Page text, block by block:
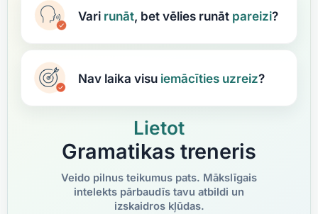
Vari runāt, bet vēlies runāt pareizi?
Nav laika visu iemācīties uzreiz?
Lietot
Gramatikas treneris
Veido pilnus teikumus pats. Mākslīgais
intelekts pārbaudīs tavu atbildi un
izskaidros kļūdas.